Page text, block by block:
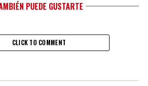
PUEDE GUSTARTE
CLICK TO COMMENT